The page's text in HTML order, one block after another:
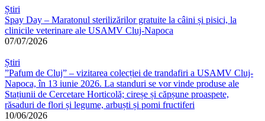
Știri
Spay Day – Maratonul sterilizărilor gratuite la câini și pisici, la
clinicile veterinare ale USAMV Cluj-Napoca
07/07/2026
Știri
”Pafum de Cluj” – vizitarea colecției de trandafiri a USAMV Cluj-
Napoca, în 13 iunie 2026. La standuri se vor vinde produse ale
Stațiunii de Cercetare Horticolă; cireșe și căpșune proaspete,
răsaduri de flori și legume, arbuști și pomi fructiferi
10/06/2026